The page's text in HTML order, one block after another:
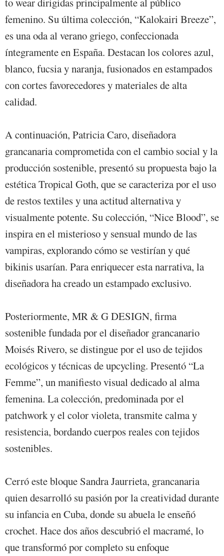
femenino. Su última colección, “Kalokairi Breeze”,
es una oda al verano griego, confeccionada
íntegramente en España. Destacan los colores azul,
blanco, fucsia y naranja, fusionados en estampados
con cortes favorecedores y materiales de alta
calidad.
A continuación, Patricia Caro, diseñadora
grancanaria comprometida con el cambio social y la
producción sostenible, presentó su propuesta bajo la
estética Tropical Goth, que se caracteriza por el uso
de restos textiles y una actitud alternativa y
visualmente potente. Su colección, “Nice Blood”, se
inspira en el misterioso y sensual mundo de las
vampiras, explorando cómo se vestirían y qué
bikinis usarían. Para enriquecer esta narrativa, la
diseñadora ha creado un estampado exclusivo.
Posteriormente, MR & G DESIGN, firma
sostenible fundada por el diseñador grancanario
Moisés Rivero, se distingue por el uso de tejidos
ecológicos y técnicas de upcycling. Presentó “La
Femme”, un manifiesto visual dedicado al alma
femenina. La colección, predominada por el
patchwork y el color violeta, transmite calma y
resistencia, bordando cuerpos reales con tejidos
sostenibles.
Cerró este bloque Sandra Jaurrieta, grancanaria
quien desarrolló su pasión por la creatividad durante
su infancia en Cuba, donde su abuela le enseñó
crochet. Hace dos años descubrió el macramé, lo
que transformó por completo su enfoque